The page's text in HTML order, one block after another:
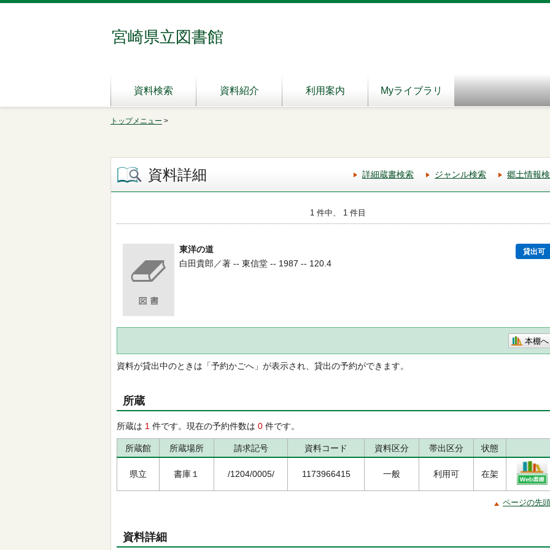
宮崎県立図書館
資料検索 資料紹介 利用案内 Myライブラリ
トップメニュー >
資料詳細 詳細蔵書検索 ジャンル検索 郷土情報
1 件中、 1 件目
東洋の道 貸出可
白田貴郎／著 -- 東信堂 -- 1987 -- 120.4
本棚へ
資料が貸出中のときは「予約かごへ」が表示され、貸出の予約ができます。
所蔵
所蔵は 1 件です。現在の予約件数は 0 件です。
所蔵館 所蔵場所 請求記号 資料コード 資料区分 帯出区分 状態
県立 書庫１ /1204/0005/ 1173966415 一般 利用可 在架
ページの先
資料詳細